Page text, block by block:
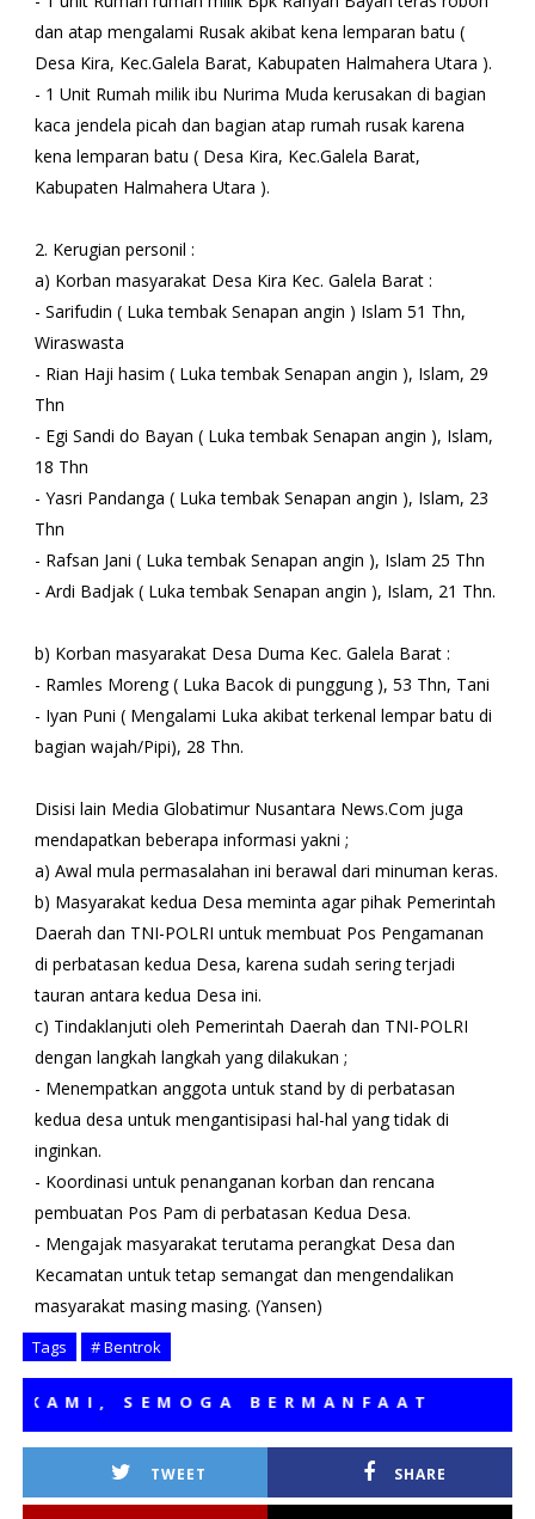
dan atap mengalami Rusak akibat kena lemparan batu (
Desa Kira, Kec.Galela Barat, Kabupaten Halmahera Utara ).
- 1 Unit Rumah milik ibu Nurima Muda kerusakan di bagian
kaca jendela picah dan bagian atap rumah rusak karena
kena lemparan batu ( Desa Kira, Kec.Galela Barat,
Kabupaten Halmahera Utara ).
2. Kerugian personil :
a) Korban masyarakat Desa Kira Kec. Galela Barat :
- Sarifudin ( Luka tembak Senapan angin ) Islam 51 Thn,
Wiraswasta
- Rian Haji hasim ( Luka tembak Senapan angin ), Islam, 29
Thn
- Egi Sandi do Bayan ( Luka tembak Senapan angin ), Islam,
18 Thn
- Yasri Pandanga ( Luka tembak Senapan angin ), Islam, 23
Thn
- Rafsan Jani ( Luka tembak Senapan angin ), Islam 25 Thn
- Ardi Badjak ( Luka tembak Senapan angin ), Islam, 21 Thn.
b) Korban masyarakat Desa Duma Kec. Galela Barat :
- Ramles Moreng ( Luka Bacok di punggung ), 53 Thn, Tani
- Iyan Puni ( Mengalami Luka akibat terkenal lempar batu di
bagian wajah/Pipi), 28 Thn.
Disisi lain Media Globatimur Nusantara News.Com juga
mendapatkan beberapa informasi yakni ;
a) Awal mula permasalahan ini berawal dari minuman keras.
b) Masyarakat kedua Desa meminta agar pihak Pemerintah
Daerah dan TNI-POLRI untuk membuat Pos Pengamanan
di perbatasan kedua Desa, karena sudah sering terjadi
tauran antara kedua Desa ini.
c) Tindaklanjuti oleh Pemerintah Daerah dan TNI-POLRI
dengan langkah langkah yang dilakukan ;
- Menempatkan anggota untuk stand by di perbatasan
kedua desa untuk mengantisipasi hal-hal yang tidak di
inginkan.
- Koordinasi untuk penanganan korban dan rencana
pembuatan Pos Pam di perbatasan Kedua Desa.
- Mengajak masyarakat terutama perangkat Desa dan
Kecamatan untuk tetap semangat dan mengendalikan
masyarakat masing masing. (Yansen)
Tags # Bentrok
SEMOGA BERMANFAAT
TWEET SHARE